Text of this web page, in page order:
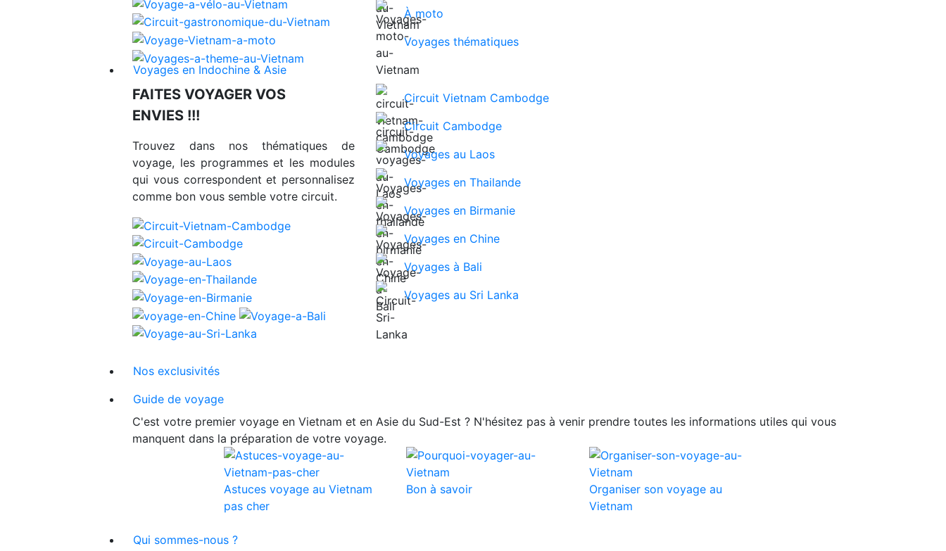
À moto
Voyages thématiques
Voyages en Indochine & Asie
FAITES VOYAGER VOS
ENVIES !!!
Trouvez dans nos thématiques de
voyage, les programmes et les modules
qui vous correspondent et personnalisez
comme bon vous semble votre circuit.
Circuit Vietnam Cambodge
Circuit Cambodge
Voyages au Laos
Voyages en Thailande
Voyages en Birmanie
Voyages en Chine
Voyages à Bali
Voyages au Sri Lanka
Nos exclusivités
Guide de voyage
C'est votre premier voyage en Vietnam et en Asie du Sud-Est ? N'hésitez pas à venir prendre toutes les informations utiles qui vous
manquent dans la préparation de votre voyage.
Astuces voyage au Vietnam
pas cher
Bon à savoir
Organiser son voyage au
Vietnam
Qui sommes-nous ?